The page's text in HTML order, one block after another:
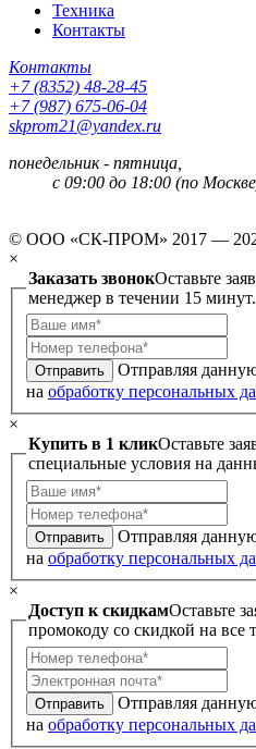
Техника
Контакты
Контакты
+7 (8352) 48-28-45
+7 (987) 675-06-04
skprom21@yandex.ru
понедельник - пятница,
с 09:00 до 18:00 (по
© ООО «СК-ПРОМ» 2017 —
×
Заказать звонокОставьте
менеджер в течении 15 минут.
Отправить
Отправляя
на обработку персональных
×
Купить в 1 кликОставьте
специальные условия на
Отправить
Отправляя
на обработку персональных
×
Доступ к скидкамОставьте
промокоду со скидкой на все
Отправить
Отправляя
на обработку персональных